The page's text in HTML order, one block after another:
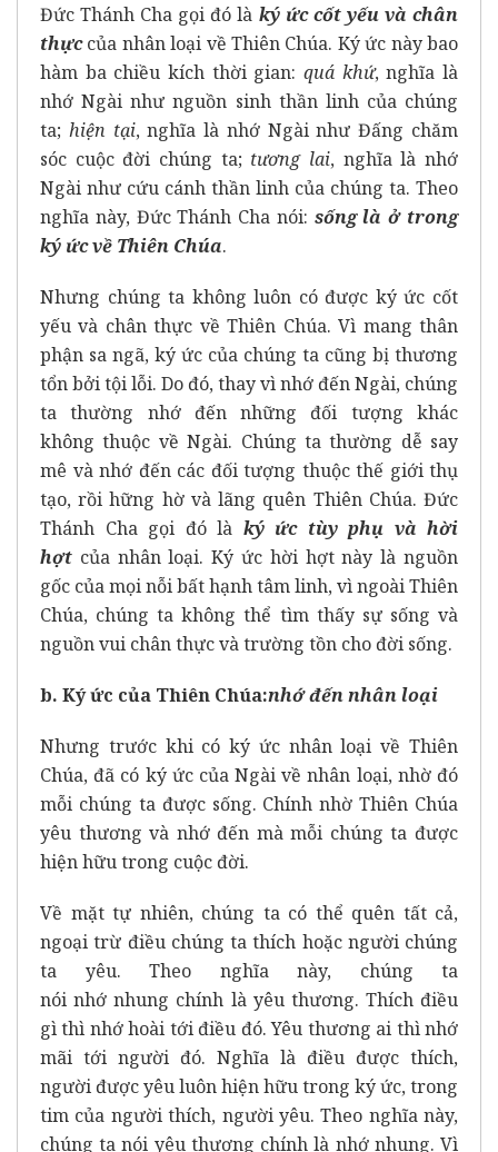
Đức Thánh Cha gọi đó là ký ức cốt yếu và chân
thựccủa nhân loại về Thiên Chúa. Ký ức này bao
hàm ba chiều kích thời gian: quá khứ, nghĩa là
nhớ Ngài như nguồn sinh thần linh của chúng
ta; hiện tại, nghĩa là nhớ Ngài như Đấng chăm
sóc cuộc đời chúng ta; tương lai, nghĩa là nhớ
Ngài như cứu cánh thần linh của chúng ta. Theo
nghĩa này, Đức Thánh Cha nói: sống là ở trong
ký ức về Thiên Chúa.
Nhưng chúng ta không luôn có được ký ức cốt
yếu và chân thực về Thiên Chúa. Vì mang thân
phận sa ngã, ký ức của chúng ta cũng bị thương
tổn bởi tội lỗi. Do đó, thay vì nhớ đến Ngài, chúng
ta thường nhớ đến những đối tượng khác
không thuộc về Ngài. Chúng ta thường dễ say
mê và nhớ đến các đối tượng thuộc thế giới thụ
tạo, rồi hững hờ và lãng quên Thiên Chúa. Đức
Thánh Cha gọi đó là ký ức tùy phụ và hời
hợt của nhân loại. Ký ức hời hợt này là nguồn
gốc của mọi nỗi bất hạnh tâm linh, vì ngoài Thiên
Chúa, chúng ta không thể tìm thấy sự sống và
nguồn vui chân thực và trường tồn cho đời sống.
b. Ký ức của Thiên Chúa:nhớ đến nhân loại
Nhưng trước khi có ký ức nhân loại về Thiên
Chúa, đã có ký ức của Ngài về nhân loại, nhờ đó
mỗi chúng ta được sống. Chính nhờ Thiên Chúa
yêu thương và nhớ đến mà mỗi chúng ta được
hiện hữu trong cuộc đời.
Về mặt tự nhiên, chúng ta có thể quên tất cả,
ngoại trừ điều chúng ta thích hoặc người chúng
ta yêu. Theo nghĩa này, chúng ta
nói nhớ nhung chính là yêu thương. Thích điều
gì thì nhớ hoài tới điều đó. Yêu thương ai thì nhớ
mãi tới người đó. Nghĩa là điều được thích,
người được yêu luôn hiện hữu trong ký ức, trong
tim của người thích, người yêu. Theo nghĩa này,
chúng ta nói yêu thương chính là nhớ nhung. Vì